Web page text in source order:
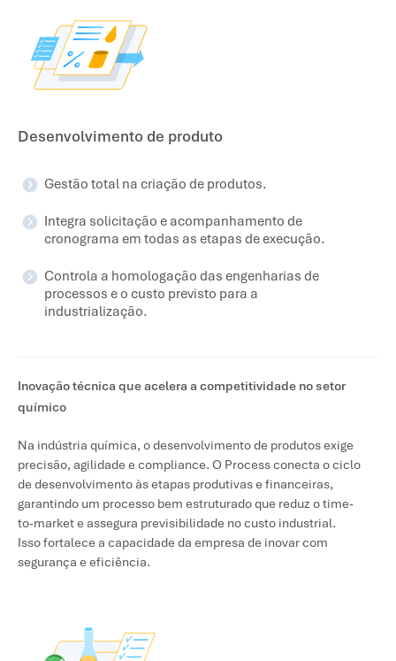
Desenvolvimento de produto
Gestão total na criação de produtos.
Integra solicitação e acompanhamento de
cronograma em todas as etapas de execução.
Controla a homologação das engenharias de
processos e o custo previsto para a
industrialização.
Inovação técnica que acelera a competitividade no setor
químico
Na indústria química, o desenvolvimento de produtos exige
precisão, agilidade e compliance. O Process conecta o ciclo
de desenvolvimento às etapas produtivas e financeiras,
garantindo um processo bem estruturado que reduz o time-
to-market e assegura previsibilidade no custo industrial.
Isso fortalece a capacidade da empresa de inovar com
segurança e eficiência.